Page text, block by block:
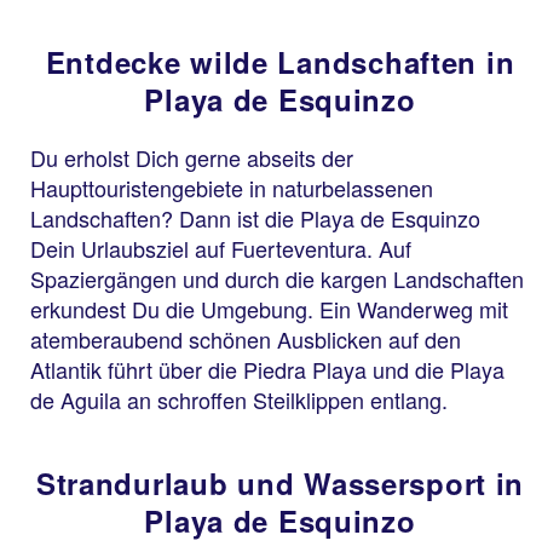
Entdecke wilde Landschaften in
Playa de Esquinzo
Du erholst Dich gerne abseits der
Haupttouristengebiete in naturbelassenen
Landschaften? Dann ist die Playa de Esquinzo
Dein Urlaubsziel auf Fuerteventura. Auf
Spaziergängen und durch die kargen Landschaften
erkundest Du die Umgebung. Ein Wanderweg mit
atemberaubend schönen Ausblicken auf den
Atlantik führt über die Piedra Playa und die Playa
de Aguila an schroffen Steilklippen entlang.
Strandurlaub und Wassersport in
Playa de Esquinzo